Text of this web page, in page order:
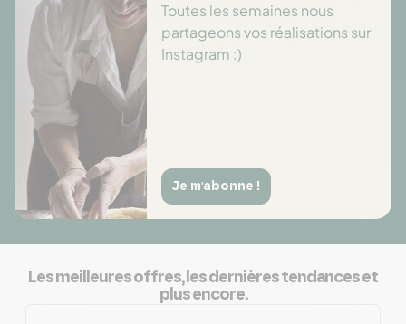
Toutes les semaines nous
partageons vos réalisations sur
Instagram :)
Je m'abonne !
Les meilleures offres, les dernières tendances et
plus encore.